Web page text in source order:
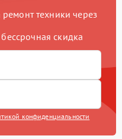
техники через
скидка
конфиденциальности